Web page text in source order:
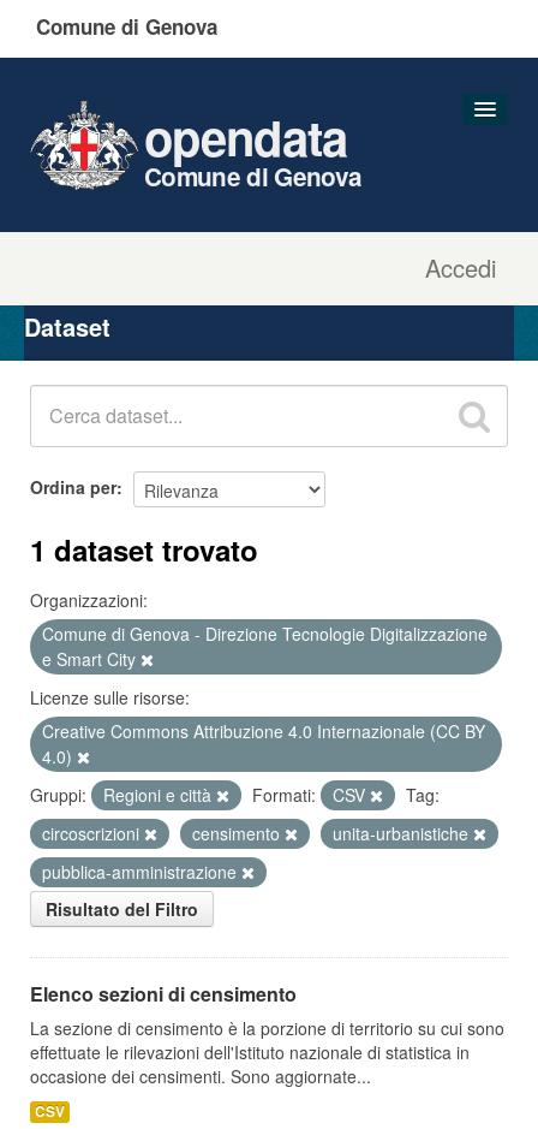
Comune di Genova
Accedi
opendata
Comune di Genova
Organizzazioni
Gruppi
Dataset
Ordina per
1 dataset trovato
Organizzazioni:
Comune di Genova - Direzione Tecnologie Digitalizzazione
e Smart City
Licenze sulle risorse:
Creative Commons Attribuzione 4.0 Internazionale (CC BY
4.0)
Gruppi:
Regioni e città Formati: CSV
Tag:
circoscrizioni
censimento
unita-urbanistiche
pubblica-amministrazione
Risultato del Filtro
Elenco sezioni di censimento
La sezione di censimento è la porzione di territorio su cui sono
effettuate le rilevazioni dell'Istituto nazionale di statistica in
occasione dei censimenti. Sono aggiornate...
CSV